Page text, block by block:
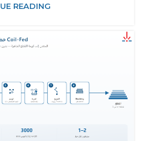
READING